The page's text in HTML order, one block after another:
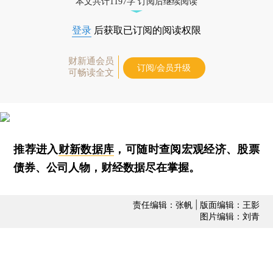
登录 后获取已订阅的阅读权限
财新通会员
可畅读全文
订阅/会员升级
推荐进入财新数据库 ，可随时查阅宏观经济、股票
债券、公司人物，财经数据尽在掌握。
责任编辑：张帆 | 版面编辑：王影
图片编辑：刘青